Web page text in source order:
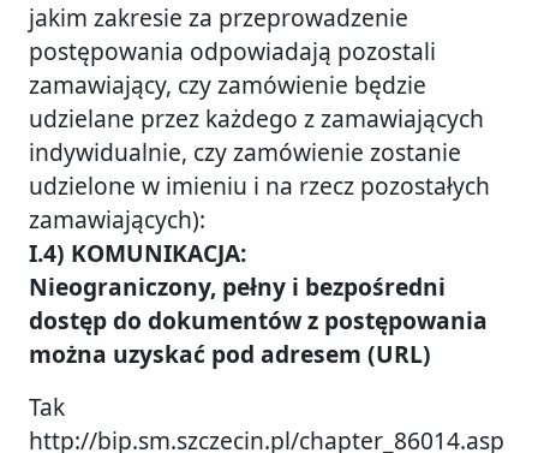
jakim zakresie za przeprowadzenie
postępowania odpowiadają pozostali
zamawiający, czy zamówienie będzie
udzielane przez każdego z zamawiających
indywidualnie, czy zamówienie zostanie
udzielone w imieniu i na rzecz pozostałych
zamawiających):
I.4) KOMUNIKACJA:
Nieograniczony, pełny i bezpośredni
dostęp do dokumentów z postępowania
można uzyskać pod adresem (URL)
Tak
http://bip.sm.szczecin.pl/chapter_86014.asp